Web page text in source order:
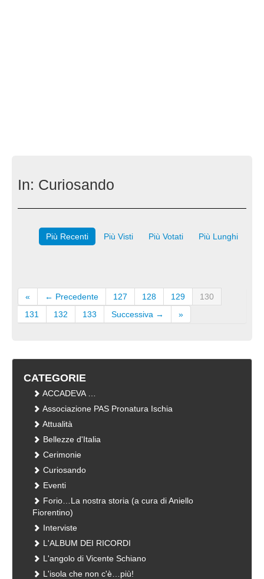
In: Curiosando
Più Recenti Più Visti Più Votati Più Lunghi
« ← Precedente 127 128 129
130
131
132 133 Successiva → »
CATEGORIE
ACCADEVA …
Associazione PAS Pronatura Ischia
Attualità
Bellezze d'Italia
Cerimonie
Curiosando
Eventi
Forio…La nostra storia (a cura di Aniello
Fiorentino)
Interviste
L'ALBUM DEI RICORDI
L'angolo di Vicente Schiano
L'isola che non c'è…più!